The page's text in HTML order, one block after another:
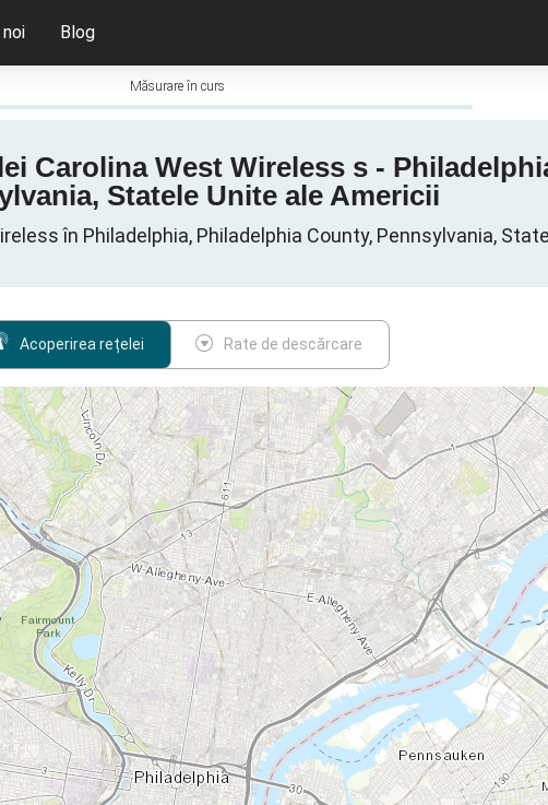
Blog
Măsurare în curs
Carolina West Wireless s -
Statele Unite ale Americii
în Philadelphia, Philadelphia County, Pennsylvania,
Acoperirea rețelei Rate de descărcare